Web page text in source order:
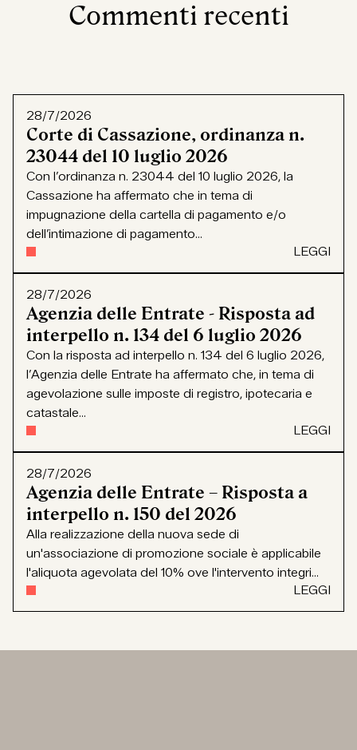
Commenti recenti
28/7/2026
Corte di Cassazione, ordinanza n.
23044 del 10 luglio 2026
Con l’ordinanza n. 23044 del 10 luglio 2026, la
Cassazione ha affermato che in tema di
impugnazione della cartella di pagamento e/o
dell’intimazione di pagamento...
LEGGI
28/7/2026
Agenzia delle Entrate - Risposta ad
interpello n. 134 del 6 luglio 2026
Con la risposta ad interpello n. 134 del 6 luglio 2026,
l’Agenzia delle Entrate ha affermato che, in tema di
agevolazione sulle imposte di registro, ipotecaria e
catastale...
LEGGI
28/7/2026
Agenzia delle Entrate – Risposta a
interpello n. 150 del 2026
Alla realizzazione della nuova sede di
un'associazione di promozione sociale è applicabile
l'aliquota agevolata del 10% ove l'intervento integri...
LEGGI